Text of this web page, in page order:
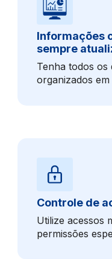
Informações
sempre
Tenha todos os
organizados
Controle de
Utilize acessos
permissões